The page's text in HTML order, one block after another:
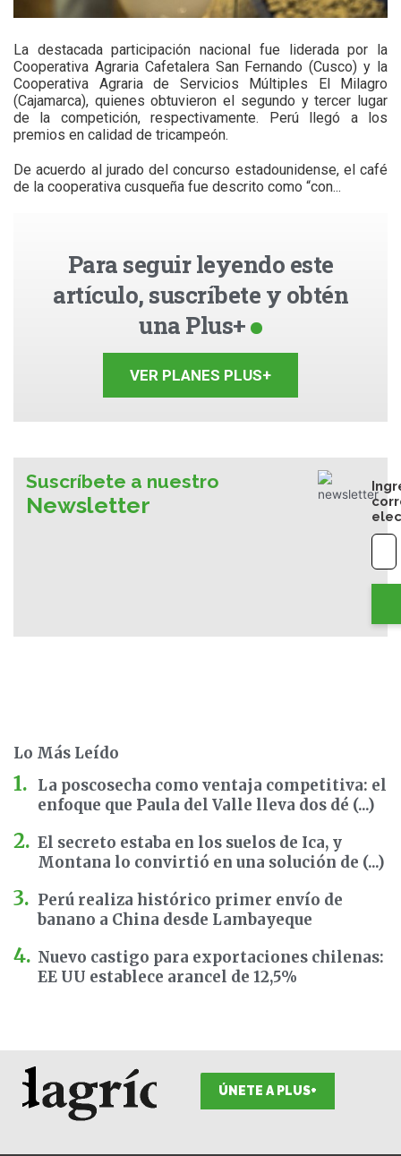
La destacada participación nacional fue liderada por la
Cooperativa Agraria Cafetalera San Fernando (Cusco) y la
Cooperativa Agraria de Servicios Múltiples El Milagro
(Cajamarca), quienes obtuvieron el segundo y tercer lugar
de la competición, respectivamente. Perú llegó a los
premios en calidad de tricampeón.
De acuerdo al jurado del concurso estadounidense, el café
de la cooperativa cusqueña fue descrito como “con...
Para seguir leyendo este
artículo, suscríbete y obtén
una Plus+
VER PLANES PLUS+
Suscríbete a nuestro
Newsletter
Lo Más Leído
La poscosecha como ventaja competitiva: el
enfoque que Paula del Valle lleva dos dé (...)
El secreto estaba en los suelos de Ica, y
Montana lo convirtió en una solución de (...)
Perú realiza histórico primer envío de
banano a China desde Lambayeque
Nuevo castigo para exportaciones chilenas:
EE UU establece arancel de 12,5%
ÚNETE A PLUS+